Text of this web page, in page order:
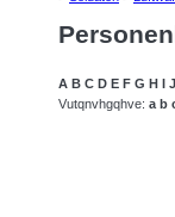
A B C D E F G H I J
Vutqnvhgqhve: a b